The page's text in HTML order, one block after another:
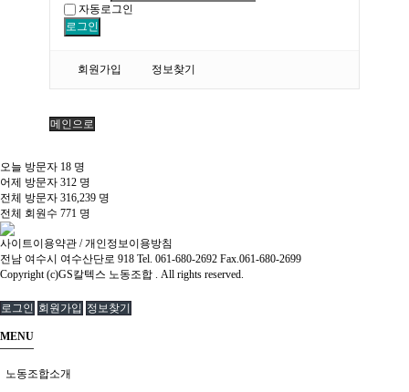
자동로그인
로그인
회원가입 정보찾기
메인으로
오늘 방문자 18 명
어제 방문자 312 명
전체 방문자 316,239 명
전체 회원수 771 명
사이트이용약관 / 개인정보이용방침
전남 여수시 여수산단로 918 Tel. 061-680-2692 Fax.061-680-2699
Copyright (c)GS칼텍스 노동조합 . All rights reserved.
로그인 회원가입 정보찾기
MENU
노동조합소개